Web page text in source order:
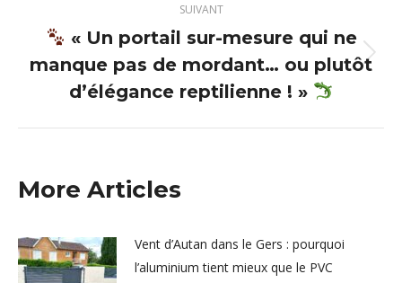
SUIVANT
Article
suivant
« Un portail sur-mesure qui ne
manque pas de mordant… ou plutôt
d’élégance reptilienne ! »
More Articles
Vent d’Autan dans le Gers : pourquoi
l’aluminium tient mieux que le PVC